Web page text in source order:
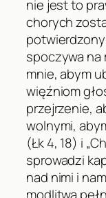
nie jest to
chorych
potwierdzony
spoczywa na
mnie, abym
więźniom
przejrzenie,
wolnymi,
(Łk 4, 18) i
sprowadzi
nad nimi i